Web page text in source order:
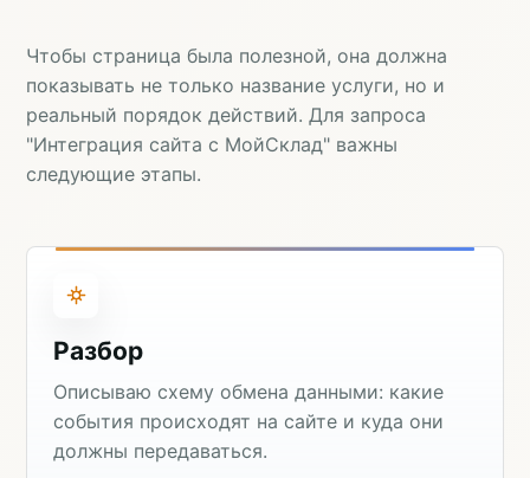
Чтобы страница была полезной, она должна
показывать не только название услуги, но и
реальный порядок действий. Для запроса
"Интеграция сайта с МойСклад" важны
следующие этапы.
Разбор
Описываю схему обмена данными: какие
события происходят на сайте и куда они
должны передаваться.